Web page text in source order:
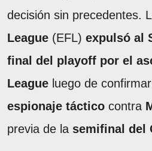
decisión sin precedentes.
League (EFL) expulsó al
final del playoff por el
League luego de
espionaje táctico contra
previa de la semifinal del